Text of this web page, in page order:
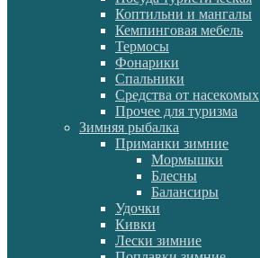
Коптильни и мангалы
Кемпинговая мебель
Термосы
Фонарики
Спальники
Средства от насекомых
Прочее для туризма
Зимняя рыбалка
Приманки зимние
Мормышки
Блесны
Балансиры
Удочки
Кивки
Лески зимние